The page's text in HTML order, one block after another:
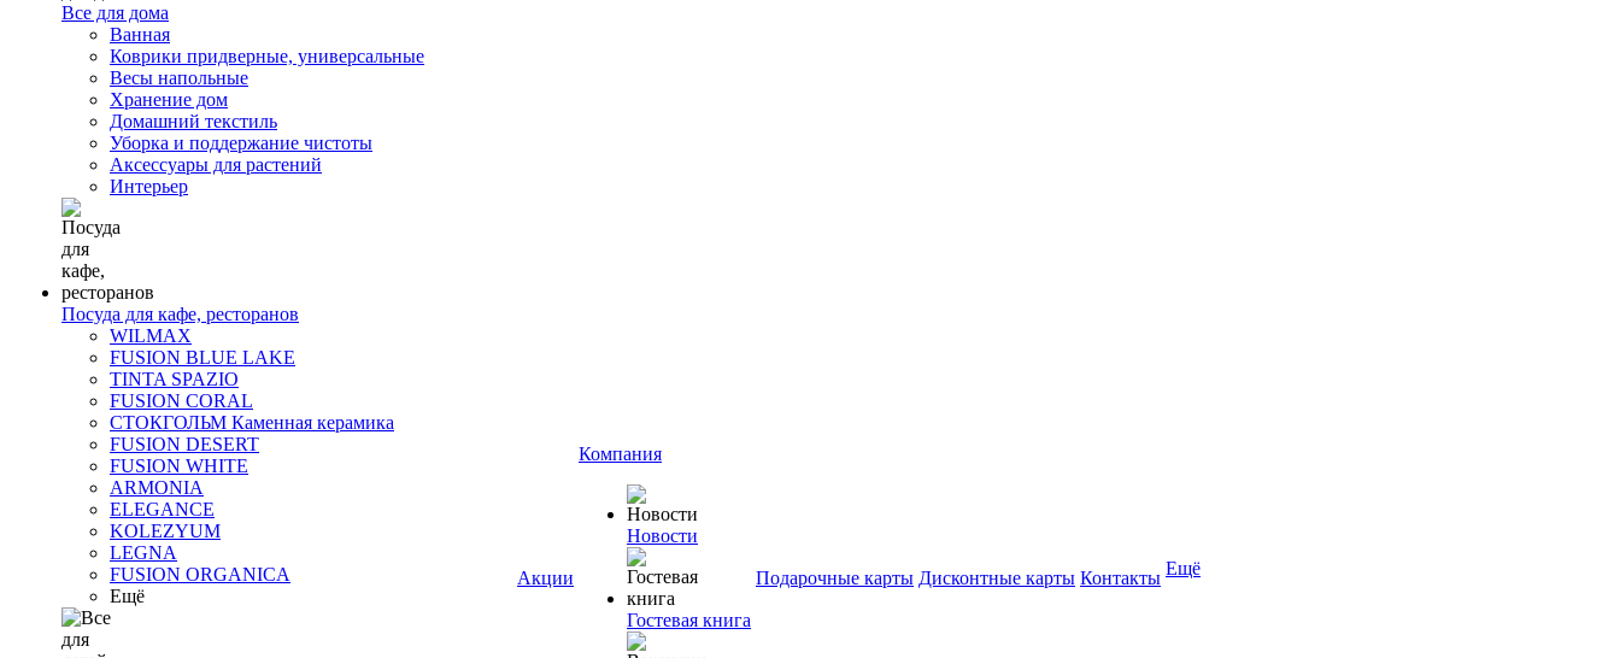
Все для дома
Ванная
Коврики придверные, универсальные
Весы напольные
Хранение дом
Домашний текстиль
Уборка и поддержание чистоты
Аксессуары для растений
Интерьер
Посуда для кафе, ресторанов
WILMAX
FUSION BLUE LAKE
TINTA SPAZIO
FUSION CORAL
СТОКГОЛЬМ Каменная керамика
FUSION DESERT
FUSION WHITE
ARMONIA
ELEGANCE
KOLEZYUM
LEGNA
FUSION ORGANICA
Ещё
Акции
Компания
Новости
Гостевая книга
Подарочные карты Дисконтные карты Контакты Ещё